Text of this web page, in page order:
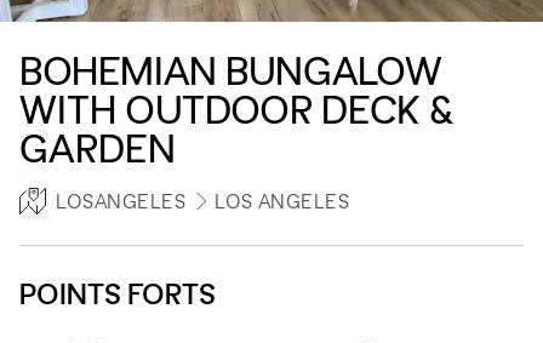
BOHEMIAN BUNGALOW
WITH OUTDOOR DECK &
GARDEN
LOSANGELES LOS ANGELES
POINTS FORTS